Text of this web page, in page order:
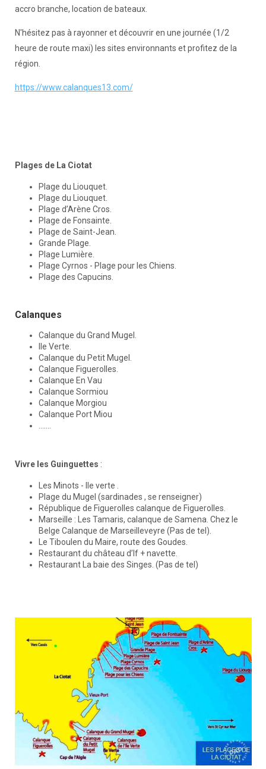
accro branche, location de bateaux.
N'hésitez pas à rayonner et découvrir en une journée (1/2
heure de route maxi) les sites environnants et profitez de la
région.
https://www.calanques13.com/
Plages de La Ciotat
Plage du Liouquet.
Plage du Liouquet.
Plage d’Arène Cros.
Plage de Fonsainte.
Plage de Saint-Jean.
Grande Plage.
Plage Lumière.
Plage Cyrnos - Plage pour les Chiens.
Plage des Capucins.
Calanques
Calanque du Grand Mugel.
Ile Verte.
Calanque du Petit Mugel.
Calanque Figuerolles.
Calanque En Vau
Calanque Sormiou
Calanque Morgiou
Calanque Port Miou
.......
Vivre les Guinguettes :
Les Minots - Ile verte .
Plage du Mugel (sardinades , se renseigner)
République de Figuerolles calanque de Figuerolles.
Marseille : Les Tamaris, calanque de Samena. Chez le
Belge Calanque de Marseilleveyre (Pas de tel).
Le Tiboulen du Maire, route des Goudes.
Restaurant du château d’If + navette.
Restaurant La baie des Singes. (Pas de tel)